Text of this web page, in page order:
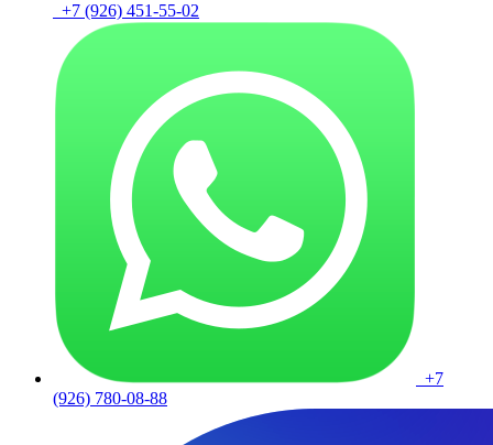
+7 (926) 451-55-02
+7
(926) 780-08-88